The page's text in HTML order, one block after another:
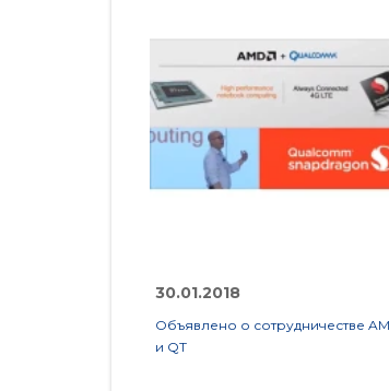
30.01.2018
Объявлено о сотрудничестве
и QT